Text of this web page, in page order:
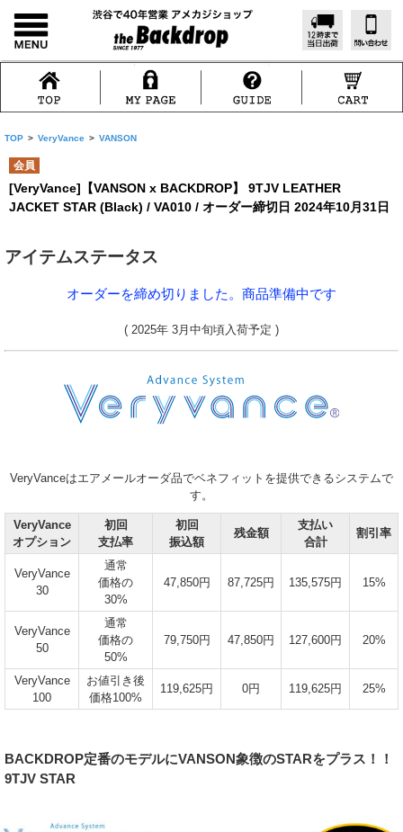
TOP > VeryVance > VANSON
会員
[VeryVance]【VANSON x BACKDROP】 9TJV LEATHER
JACKET STAR (Black) / VA010 / オーダー締切日 2024年10月31日
アイテムステータス
オーダーを締め切りました。商品準備中です
( 2025年 3月中旬頃入荷予定 )
VeryVanceはエアメールオーダ品でベネフィットを提供できるシステムで
す。
VeryVance
オプション
初回
支払率
初回
振込額
残金額
支払い
合計
割引率
VeryVance
30
通常
価格の
30%
47,850円 87,725円 135,575円 15%
VeryVance
50
通常
価格の
50%
79,750円 47,850円 127,600円 20%
VeryVance
100
お値引き後
価格100%
119,625円 0円 119,625円 25%
BACKDROP定番のモデルにVANSON象徴のSTARをプラス！！
9TJV STAR